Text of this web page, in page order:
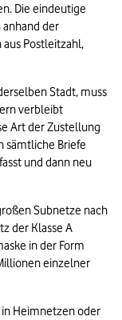
Die eindeutige
der
Postleitzahl,
Stadt, muss
verbleibt
Art der Zustellung
sämtliche Briefe
und dann neu
Subnetze nach
der Klasse A
in der Form
einzelner
in Heimnetzen oder